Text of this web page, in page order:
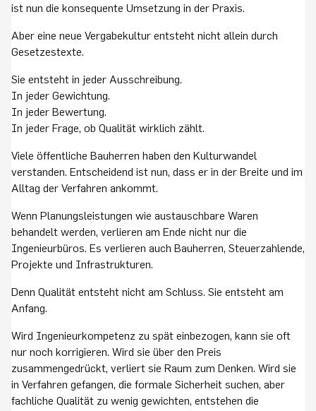
ist nun die konsequente Umsetzung in der Praxis.
Aber eine neue Vergabekultur entsteht nicht allein durch
Gesetzestexte.
Sie entsteht in jeder Ausschreibung.
In jeder Gewichtung.
In jeder Bewertung.
In jeder Frage, ob Qualität wirklich zählt.
Viele öffentliche Bauherren haben den Kulturwandel
verstanden. Entscheidend ist nun, dass er in der Breite und im
Alltag der Verfahren ankommt.
Wenn Planungsleistungen wie austauschbare Waren
behandelt werden, verlieren am Ende nicht nur die
Ingenieurbüros. Es verlieren auch Bauherren, Steuerzahlende,
Projekte und Infrastrukturen.
Denn Qualität entsteht nicht am Schluss. Sie entsteht am
Anfang.
Wird Ingenieurkompetenz zu spät einbezogen, kann sie oft
nur noch korrigieren. Wird sie über den Preis
zusammengedrückt, verliert sie Raum zum Denken. Wird sie
in Verfahren gefangen, die formale Sicherheit suchen, aber
fachliche Qualität zu wenig gewichten, entstehen die